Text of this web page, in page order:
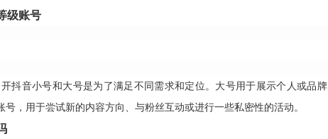
级账号
抖音小号和大号是为了满足不同需求和定位。大号用于展示个人或品
，用于尝试新的内容方向、与粉丝互动或进行一些私密性的活动。